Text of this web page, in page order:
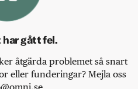
har gått fel.
åtgärda problemet så snart
eller funderingar? Mejla oss